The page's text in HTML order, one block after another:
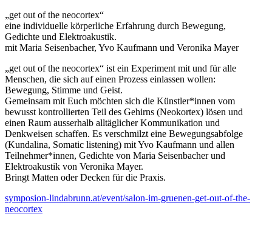
„get out of the neocortex“
eine individuelle körperliche Erfahrung durch Bewegung,
Gedichte und Elektroakustik.
mit Maria Seisenbacher, Yvo Kaufmann und Veronika Mayer
„get out of the neocortex“ ist ein Experiment mit und für alle
Menschen, die sich auf einen Prozess einlassen wollen:
Bewegung, Stimme und Geist.
Gemeinsam mit Euch möchten sich die Künstler*innen vom
bewusst kontrollierten Teil des Gehirns (Neokortex) lösen und
einen Raum ausserhalb alltäglicher Kommunikation und
Denkweisen schaffen. Es verschmilzt eine Bewegungsabfolge
(Kundalina, Somatic listening) mit Yvo Kaufmann und allen
Teilnehmer*innen, Gedichte von Maria Seisenbacher und
Elektroakustik von Veronika Mayer.
Bringt Matten oder Decken für die Praxis.
symposion-lindabrunn.at/event/salon-im-gruenen-get-out-of-the-
neocortex